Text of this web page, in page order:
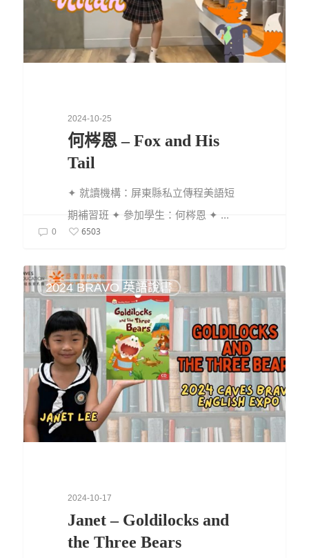
2024-10-25
何梣恩 – Fox and His
Tail
✦ 就讀機構：屏東縣私立傳程美語短
期補習班 ✦ 參加學生：何梣恩 ✦ ...
0 6503
2024 BRAVO 英語說書
2024-10-17
Janet – Goldilocks and
the Three Bears